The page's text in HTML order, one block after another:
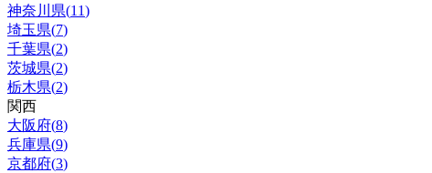
神奈川県(11)
埼玉県(7)
千葉県(2)
茨城県(2)
栃木県(2)
関西
大阪府(8)
兵庫県(9)
京都府(3)